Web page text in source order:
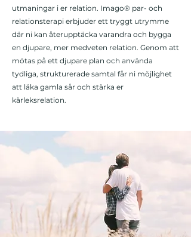
utmaningar i er relation. Imago® par- och
relationsterapi erbjuder ett tryggt utrymme
där ni kan återupptäcka varandra och bygga
en djupare, mer medveten relation. Genom att
mötas på ett djupare plan och använda
tydliga, strukturerade samtal får ni möjlighet
att läka gamla sår och stärka er
kärleksrelation.